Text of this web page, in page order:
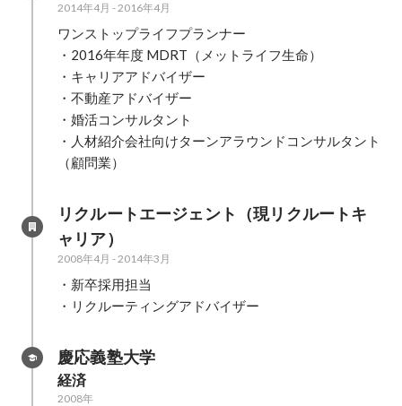
2014年4月 -2016年4月
ワンストップライフプランナー
・2016年年度 MDRT（メットライフ生命）
・キャリアアドバイザー
・不動産アドバイザー
・婚活コンサルタント
・人材紹介会社向けターンアラウンドコンサルタント
（顧問業）
リクルートエージェント（現リクルートキ
ャリア）
2008年4月 -2014年3月
・新卒採用担当
・リクルーティングアドバイザー
慶応義塾大学
経済
2008年